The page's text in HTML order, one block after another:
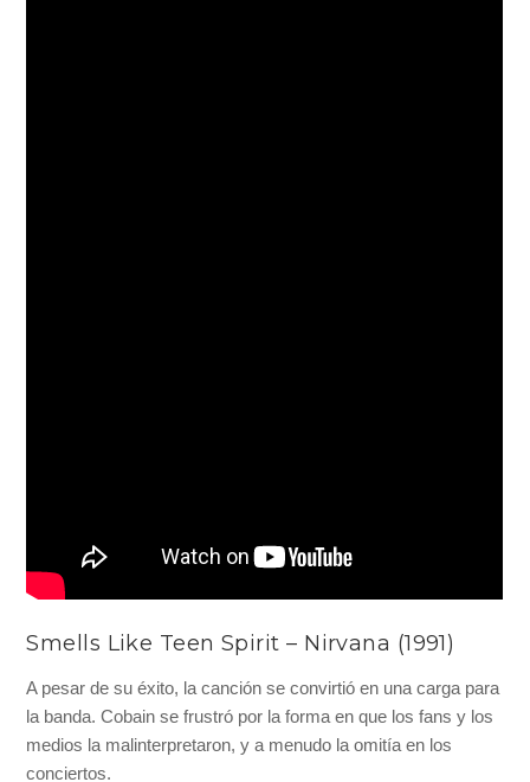
Smells Like Teen Spirit – Nirvana (1991)
A pesar de su éxito, la canción se convirtió en una carga para
la banda. Cobain se frustró por la forma en que los fans y los
medios la malinterpretaron, y a menudo la omitía en los
conciertos.